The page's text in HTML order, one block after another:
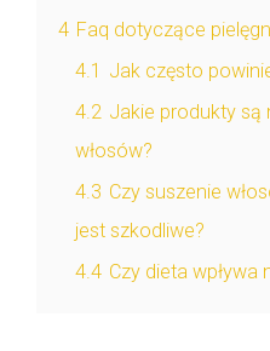
4 Faq dotyczące
4.1 Jak często
4.2 Jakie produkty są
włosów?
4.3 Czy suszenie
jest szkodliwe?
4.4 Czy dieta wpływa